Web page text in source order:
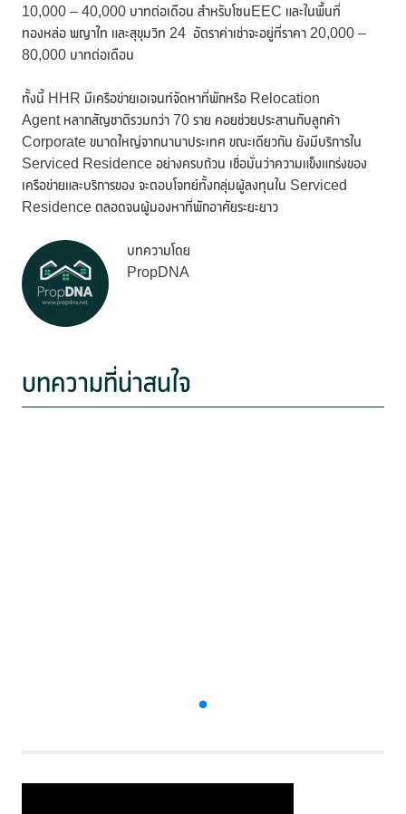
10,000 – 40,000 บาทต่อเดือน สำหรับโซนEEC และในพื้นที่
ทองหล่อ พญาไท และสุขุมวิท 24 อัตราค่าเช่าจะอยู่ที่ราคา 20,000 –
80,000 บาทต่อเดือน
ทั้งนี้ HHR มีเครือข่ายเอเจนท์จัดหาที่พักหรือ Relocation
Agent หลากสัญชาติรวมกว่า 70 ราย คอยช่วยประสานกับลูกค้า
Corporate ขนาดใหญ่จากนานาประเทศ ขณะเดียวกัน ยังมีบริการใน
Serviced Residence อย่างครบถ้วน เชื่อมั่นว่าความแข็งแกร่งของ
เครือข่ายและบริการของ จะตอบโจทย์ทั้งกลุ่มผู้ลงทุนใน Serviced
Residence ตลอดจนผู้มองหาที่พักอาศัยระยะยาว
บทความโดย
PropDNA
บทความที่น่าสนใจ